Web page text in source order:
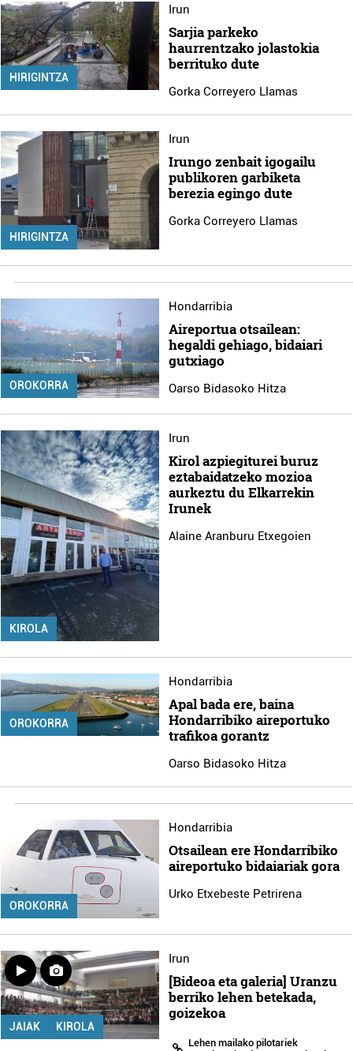
HIRIGINTZA
Irun
Sarjia parkeko
haurrentzako jolastokia
berrituko dute
Gorka Correyero Llamas
HIRIGINTZA
Irun
Irungo zenbait igogailu
publikoren garbiketa
berezia egingo dute
Gorka Correyero Llamas
OROKORRA
Hondarribia
Aireportua otsailean:
hegaldi gehiago, bidaiari
gutxiago
Oarso Bidasoko Hitza
KIROLA
Irun
Kirol azpiegiturei buruz
eztabaidatzeko mozioa
aurkeztu du Elkarrekin
Irunek
Alaine Aranburu Etxegoien
OROKORRA
Hondarribia
Apal bada ere, baina
Hondarribiko aireportuko
trafikoa gorantz
Oarso Bidasoko Hitza
OROKORRA
Hondarribia
Otsailean ere Hondarribiko
aireportuko bidaiariak gora
Urko Etxebeste Petrirena
JAIAK KIROLA
Irun
[Bideoa eta galeria] Uranzu
berriko lehen betekada,
goizekoa
Lehen mailako pilotariek